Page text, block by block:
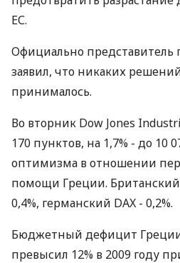
ЕС.
Официально представитель
заявил, что никаких
принималось.
Во вторник Dow Jones
170 пунктов, на 1,7% - до 10
оптимизма в отношении
помощи Греции. Британский
0,4%, германский DAX - 0,2%.
Бюджетный дефицит
превысил 12% в 2009 году